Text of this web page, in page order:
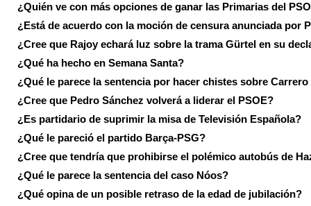
¿Quién ve con más opciones de ganar las Primarias del
¿Está de acuerdo con la moción de censura anunciada por
¿Cree que Rajoy echará luz sobre la trama Gürtel en su
¿Qué ha hecho en Semana Santa?
¿Qué le parece la sentencia por hacer chistes sobre
¿Cree que Pedro Sánchez volverá a liderar el PSOE?
¿Es partidario de suprimir la misa de Televisión Española?
¿Qué le pareció el partido Barça-PSG?
¿Cree que tendría que prohibirse el polémico autobús de
¿Qué le parece la sentencia del caso Nóos?
¿Qué opina de un posible retraso de la edad de jubilación?